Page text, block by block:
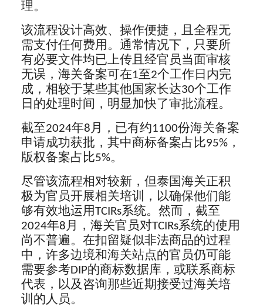
理。
该流程设计高效、操作便捷，且全程无
需支付任何费用。通常情况下，只要所
有必要文件均已上传且经官员当面审核
无误，海关备案可在1至2个工作日内完
成，相较于某些其他国家长达30个工作
日的处理时间，明显加快了审批流程。
截至2024年8月，已有约1100份海关备案
申请成功获批，其中商标备案占比95%，
版权备案占比5%。
尽管该流程相对较新，但泰国海关正积
极为官员开展相关培训，以确保他们能
够有效地运用TCIRs系统。然而，截至
2024年8月，海关官员对TCIRs系统的使用
尚不普遍。在扣留疑似非法商品的过程
中，许多边境和海关站点的官员仍可能
需要参考DIP的商标数据库，或联系商标
代表，以及咨询那些近期接受过海关培
训的人员。